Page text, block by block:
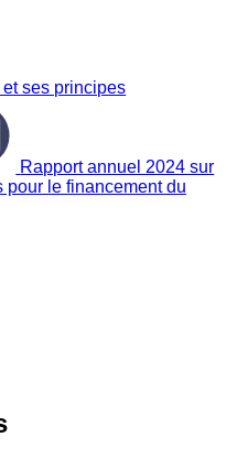
ses principes
Rapport annuel 2024 sur
pour le financement du